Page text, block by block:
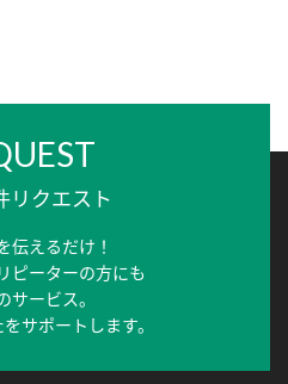
リクエスト
伝えるだけ！
ピーターの方にも
サービス。
サポートします。